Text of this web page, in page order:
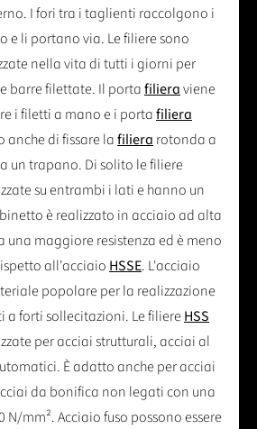
I fori tra i taglienti raccolgono i
e li portano via. Le filiere sono
nella vita di tutti i giorni per
barre filettate. Il portafilieraviene
i filetti a mano e i portafiliera
anche di fissare lafiliera rotonda a
un trapano. Di solito le filiere
su entrambi i lati e hanno un
è realizzato in acciaio ad alta
una maggiore resistenza ed è meno
all'acciaio HSSE. L'acciaio
popolare per la realizzazione
a forti sollecitazioni. Le filiereHSS
per acciai strutturali, acciai al
È adatto anche per acciai
da bonifica non legati con una
N/mm². Acciaio fuso possono essere